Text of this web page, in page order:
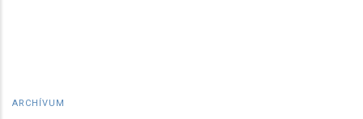
ARCHÍVUM